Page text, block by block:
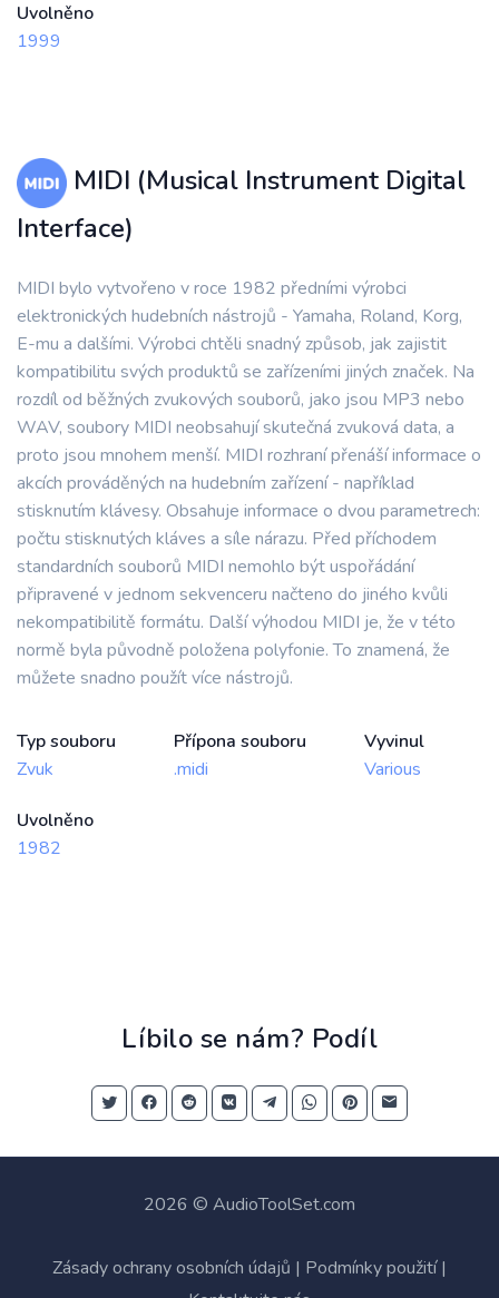
Uvolněno
1999
MIDI (Musical Instrument Digital
Interface)
MIDI bylo vytvořeno v roce 1982 předními výrobci
elektronických hudebních nástrojů - Yamaha, Roland, Korg,
E-mu a dalšími. Výrobci chtěli snadný způsob, jak zajistit
kompatibilitu svých produktů se zařízeními jiných značek. Na
rozdíl od běžných zvukových souborů, jako jsou MP3 nebo
WAV, soubory MIDI neobsahují skutečná zvuková data, a
proto jsou mnohem menší. MIDI rozhraní přenáší informace o
akcích prováděných na hudebním zařízení - například
stisknutím klávesy. Obsahuje informace o dvou parametrech:
počtu stisknutých kláves a síle nárazu. Před příchodem
standardních souborů MIDI nemohlo být uspořádání
připravené v jednom sekvenceru načteno do jiného kvůli
nekompatibilitě formátu. Další výhodou MIDI je, že v této
normě byla původně položena polyfonie. To znamená, že
můžete snadno použít více nástrojů.
Typ souboru
Zvuk
Přípona souboru
.midi
Vyvinul
Various
Uvolněno
1982
Líbilo se nám? Podíl
2026 © AudioToolSet.com
Zásady ochrany osobních údajů | Podmínky použití |